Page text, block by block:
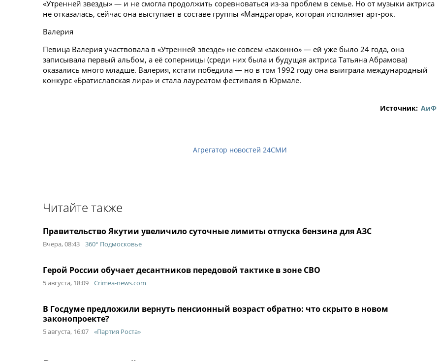
«Утренней звезды» — и не смогла продолжить соревноваться из-за проблем в семье. Но от музыки актриса
не отказалась, сейчас она выступает в составе группы «Мандрагора», которая исполняет арт-рок.
Валерия
Певица Валерия участвовала в «Утренней звезде» не совсем «законно» — ей уже было 24 года, она
записывала первый альбом, а её соперницы (среди них была и будущая актриса Татьяна Абрамова)
оказались много младше. Валерия, кстати победила — но в том 1992 году она выиграла международный
конкурс «Братиславская лира» и стала лауреатом фестиваля в Юрмале.
Источник: АиФ
Агрегатор новостей 24СМИ
Читайте также
Правительство Якутии увеличило суточные лимиты отпуска бензина для АЗС
Вчера, 08:43 360° Подмосковье
Герой России обучает десантников передовой тактике в зоне СВО
5 августа, 18:09 Crimea-news.com
В Госдуме предложили вернуть пенсионный возраст обратно: что скрыто в новом
законопроекте?
5 августа, 16:07 «Партия Роста»